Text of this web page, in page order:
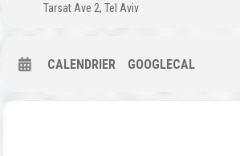
Tarsat Ave 2, Tel Aviv
CALENDRIER GOOGLECAL